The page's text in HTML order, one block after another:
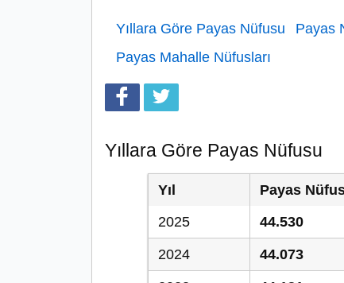
Yıllara Göre Payas Nüfusu
Payas
Payas Mahalle Nüfusları
Yıllara Göre Payas Nüfusu
Yıl Payas
2025
44.530
2024 44.073